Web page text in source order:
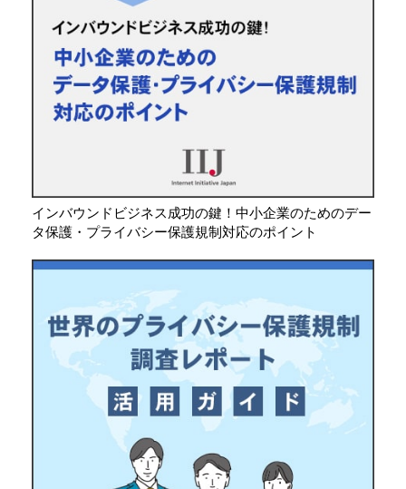
インバウンドビジネス成功の鍵！中小企業のためのデー
タ保護・プライバシー保護規制対応のポイント